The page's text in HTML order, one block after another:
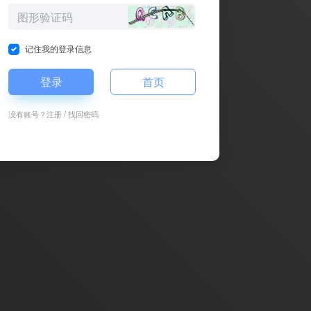
记住我的登录信息
登录 首页
没有账号？注册/找回密码